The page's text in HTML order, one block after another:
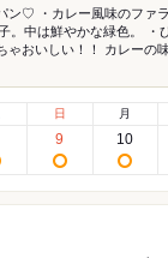
ン♡ ・カレー風味のファ
。中は鮮やかな緑色。 ・
ゃおいしい！！ カレーの
日
9
月
10